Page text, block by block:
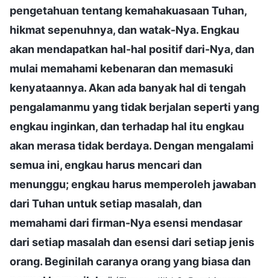
pengetahuan tentang kemahakuasaan Tuhan,
hikmat sepenuhnya, dan watak-Nya. Engkau
akan mendapatkan hal-hal positif dari-Nya, dan
mulai memahami kebenaran dan memasuki
kenyataannya. Akan ada banyak hal di tengah
pengalamanmu yang tidak berjalan seperti yang
engkau inginkan, dan terhadap hal itu engkau
akan merasa tidak berdaya. Dengan mengalami
semua ini, engkau harus mencari dan
menunggu; engkau harus memperoleh jawaban
dari Tuhan untuk setiap masalah, dan
memahami dari firman-Nya esensi mendasar
dari setiap masalah dan esensi dari setiap jenis
orang. Beginilah caranya orang yang biasa dan